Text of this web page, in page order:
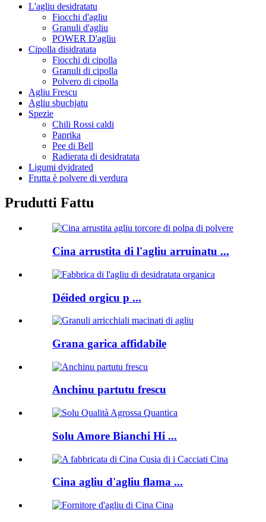
L'agliu desidratatu
Fiocchi d'agliu
Granuli d'agliu
POWER D'agliu
Cipolla disidratata
Fiocchi di cipolla
Granuli di cipolla
Polvero di cipolla
Agliu Frescu
Agliu sbuchjatu
Spezie
Chili Rossi caldi
Paprika
Pee di Bell
Radierata di desidratata
Ligumi dyidrated
Frutta è polvere di verdura
Prudutti Fattu
Cina arrustita di l'agliu arruinatu ...
Déided orgicu p ...
Grana garica affidabile
Anchinu partutu frescu
Solu Amore Bianchi Hi ...
Cina agliu d'agliu flama ...